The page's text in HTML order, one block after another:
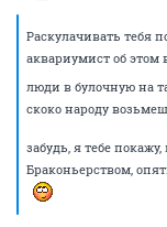
Раскулачивать тебя
аквариумист об этом
люди в булочную на
скоко народу
забудь, я тебе
Браконьерством,